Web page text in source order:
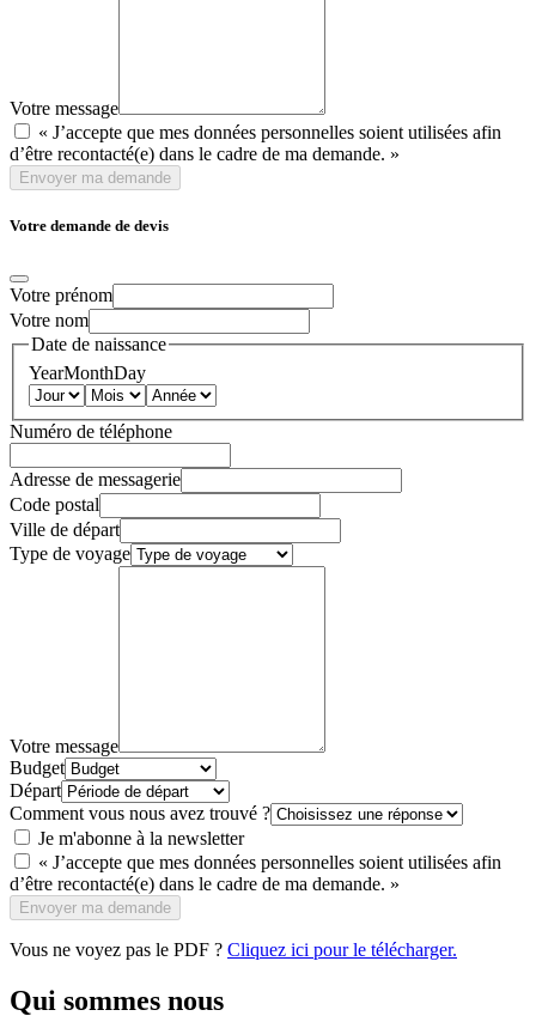
Votre message
« J’accepte que mes données personnelles soient utilisées afin
d’être recontacté(e) dans le cadre de ma demande. »
Envoyer ma demande
Votre demande de devis
Votre prénom
Votre nom
Date de naissance
YearMonthDay
Numéro de téléphone
Adresse de messagerie
Code postal
Ville de départ
Type de voyage
Votre message
Budget
Départ
Comment vous nous avez trouvé ?
Je m'abonne à la newsletter
« J’accepte que mes données personnelles soient utilisées afin
d’être recontacté(e) dans le cadre de ma demande. »
Envoyer ma demande
Vous ne voyez pas le PDF ? Cliquez ici pour le télécharger.
Qui sommes nous